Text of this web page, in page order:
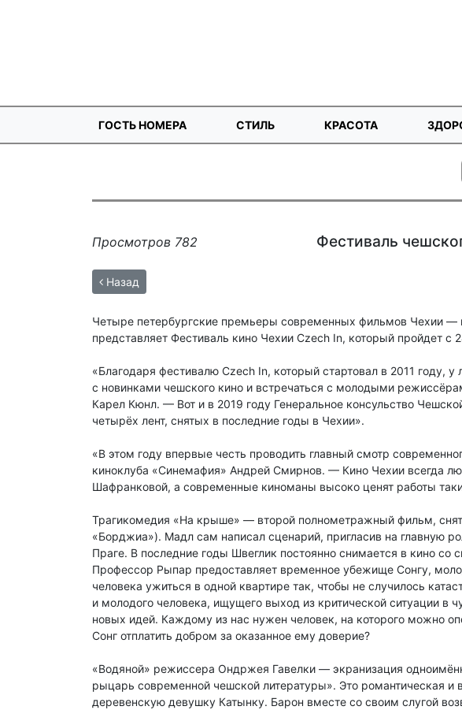
ГОСТЬ НОМЕРА СТИЛЬ КРАСОТА
Просмотров 782 Фестиваль
Назад
Четыре петербургские премьеры современных фильмов Чехии —
представляет Фестиваль кино Чехии Czech In, который пройдет с
«Благодаря фестивалю Czech In, который стартовал в 2011 году,
с новинками чешского кино и встречаться с молодыми
Карел Кюнл. — Вот и в 2019 году Генеральное консульство
четырёх лент, снятых в последние годы в Чехии».
«В этом году впервые честь проводить главный смотр
киноклуба «Синемафия» Андрей Смирнов. — Кино Чехии всегда
Шафранковой, а современные киноманы высоко ценят работы
Трагикомедия «На крыше» — второй полнометражный фильм,
«Борджиа»). Мадл сам написал сценарий, пригласив на главную
Праге. В последние годы Швеглик постоянно снимается в кино
Профессор Рыпар предоставляет временное убежище Сонгу,
человека ужиться в одной квартире так, чтобы не случилось
и молодого человека, ищущего выход из критической ситуации в
новых идей. Каждому из нас нужен человек, на которого можно
Сонг отплатить добром за оказанное ему доверие?
«Водяной» режиссера Ондржея Гавелки — экранизация
рыцарь современной чешской литературы». Это романтическая и
деревенскую девушку Катынку. Барон вместе со своим слугой